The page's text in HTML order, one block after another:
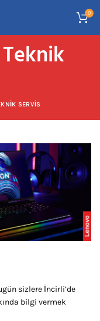
0
SERVIS
sizlere İncirli’de
bilgi vermek